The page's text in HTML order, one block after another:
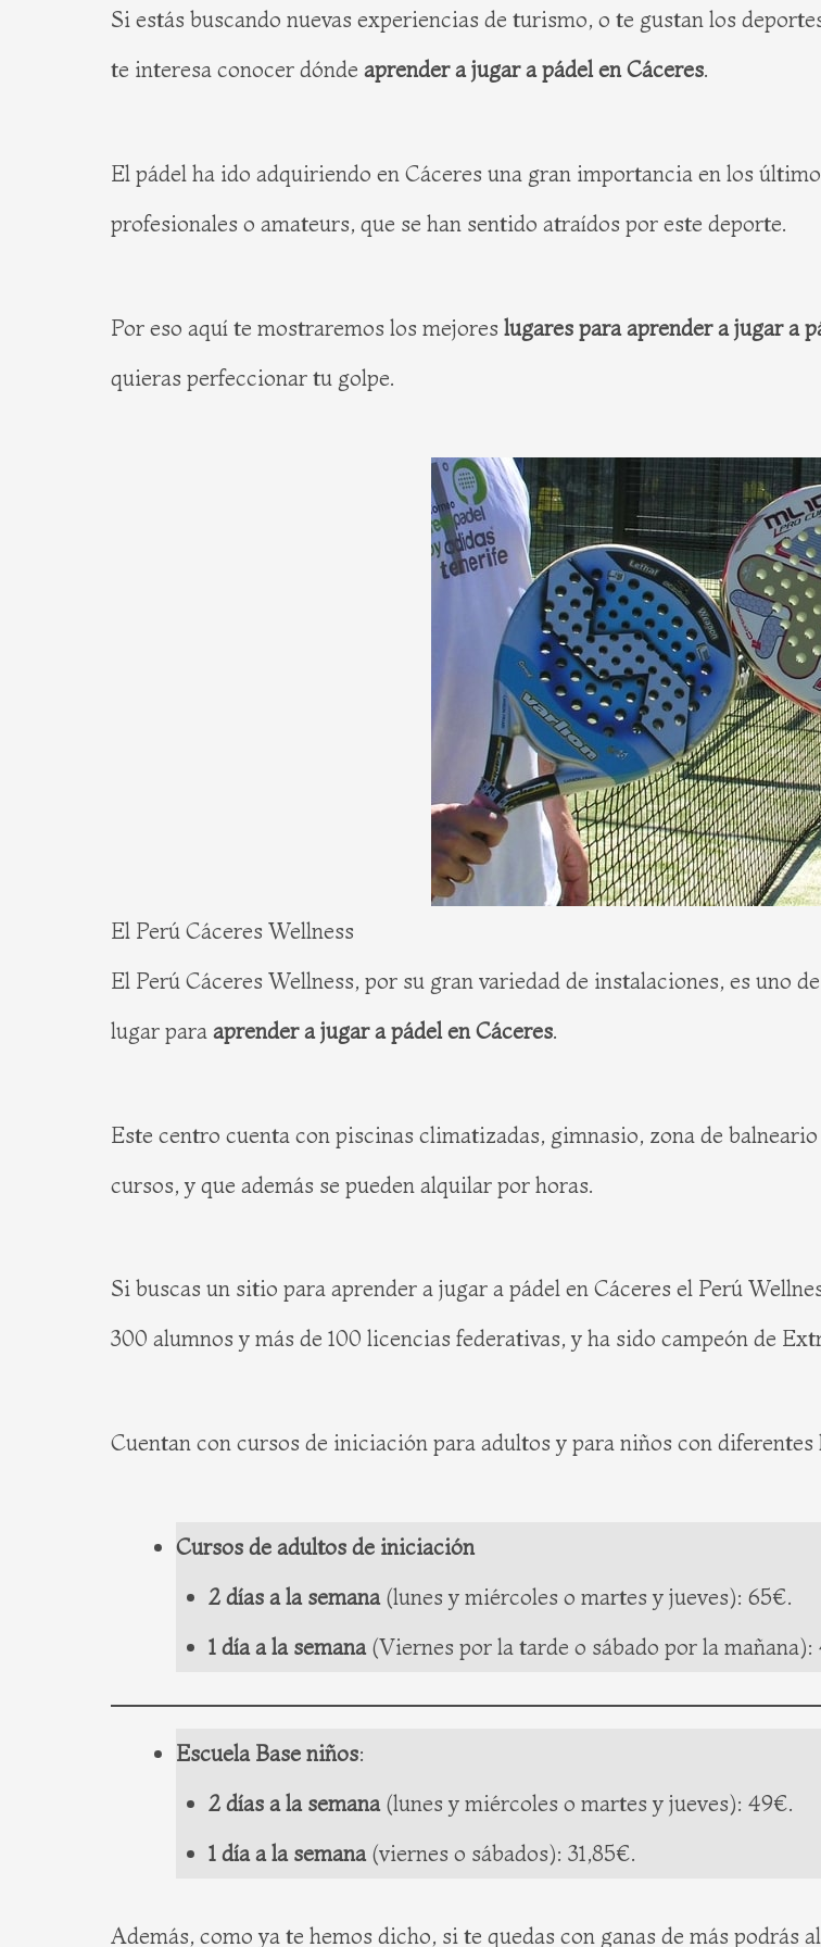
Si estás buscando nuevas experiencias de turismo, o te gustan los
te interesa conocer dónde aprender a jugar a pádel en Cáceres.
El pádel ha ido adquiriendo en Cáceres una gran importancia en los
profesionales o amateurs, que se han sentido atraídos por este deporte.
Por eso aquí te mostraremos los mejores lugares para aprender a jugar a
quieras perfeccionar tu golpe.
El Perú Cáceres Wellness
El Perú Cáceres Wellness, por su gran variedad de instalaciones, es uno
lugar para aprender a jugar a pádel en Cáceres.
Este centro cuenta con piscinas climatizadas, gimnasio, zona de
cursos, y que además se pueden alquilar por horas.
Si buscas un sitio para aprender a jugar a pádel en Cáceres el Perú
300 alumnos y más de 100 licencias federativas, y ha sido campeón de
Cuentan con cursos de iniciación para adultos y para niños con
Cursos de adultos de iniciación
2 días a la semana(lunes y miércoles o martes y jueves): 65€.
1 día a la semana(Viernes por la tarde o sábado por la mañana):
Escuela Base niños:
2 días a la semana(lunes y miércoles o martes y jueves): 49€.
1 día a la semana(viernes o sábados): 31,85€.
Además, como ya te hemos dicho, si te quedas con ganas de más podrás